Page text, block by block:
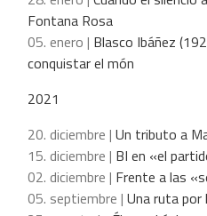
Fontana Rosa
05. enero | Blasco Ibáñez
conquistar el món
2021
20. diciembre | Un tributo a
15. diciembre | BI en «el
02. diciembre | Frente a las
05. septiembre | Una ruta por